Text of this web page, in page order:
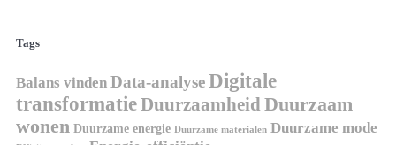
Tags
Balans vinden Data-analyseDigitale
transformatieDuurzaamheidDuurzaam
wonen Duurzame energie Duurzame materialen Duurzame mode